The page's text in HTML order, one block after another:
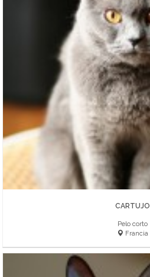
CARTUJO
Pelo corto
Francia